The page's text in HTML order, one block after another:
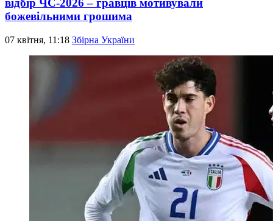
відбір ЧС-2026 – гравців мотивували
божевільними грошима
07 квітня, 11:18 Збірна України